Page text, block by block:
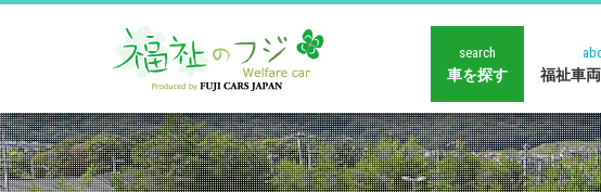
search
車を探す 福祉車